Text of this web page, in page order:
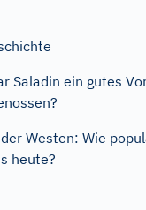
Saladin ein gutes
Westen: Wie
heute?